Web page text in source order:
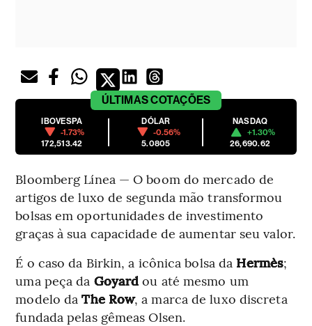
ÚLTIMASCOTAÇÕES
IBOVESPA
-1.73%
172,513.42
DÓLAR
-0.56%
5.0805
NASDAQ
+1.30%
26,690.62
Bloomberg Línea — O boom do mercado de
artigos de luxo de segunda mão transformou
bolsas em oportunidades de investimento
graças à sua capacidade de aumentar seu valor.
É o caso da Birkin, a icônica bolsa da Hermès;
uma peça da Goyardou até mesmo um
modelo daThe Row, a marca de luxo discreta
fundada pelas gêmeas Olsen.